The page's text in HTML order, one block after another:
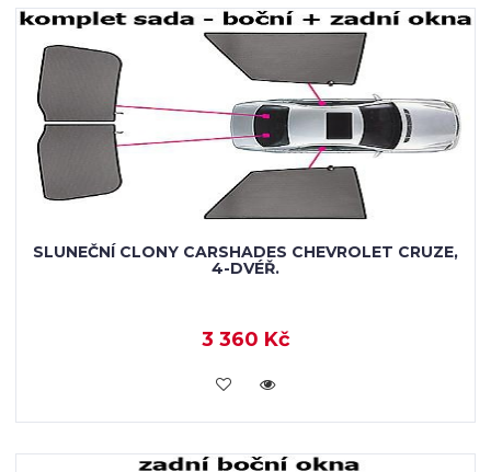
SLUNEČNÍ CLONY CARSHADES CHEVROLET CRUZE,
4-DVÉŘ.
3 360 Kč
KOUPIT